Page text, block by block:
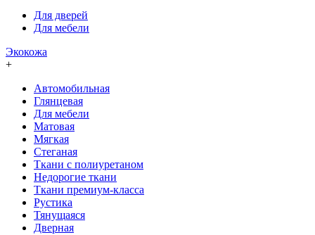
Для дверей
Для мебели
Экокожа
+
Автомобильная
Глянцевая
Для мебели
Матовая
Мягкая
Стеганая
Ткани с полиуретаном
Недорогие ткани
Ткани премиум-класса
Рустика
Тянущаяся
Дверная